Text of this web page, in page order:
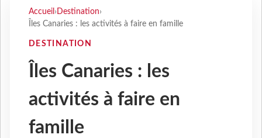
Accueil › Destination›
Îles Canaries : les activités à faire en famille
DESTINATION
Îles Canaries : les
activités à faire en
famille